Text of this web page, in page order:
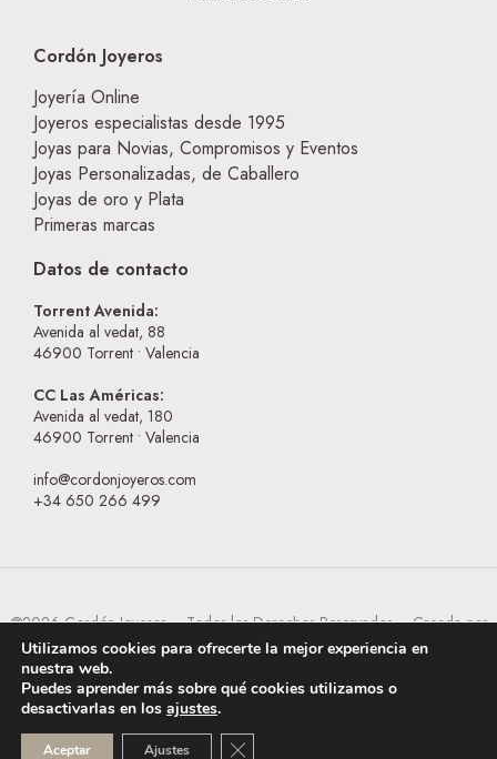
Cordón Joyeros
Joyería Online
Joyeros especialistas desde 1995
Joyas para Novias, Compromisos y Eventos
Joyas Personalizadas, de Caballero
Joyas de oro y Plata
Primeras marcas
Datos de contacto
Torrent Avenida:
Avenida al vedat, 88
46900 Torrent • Valencia
CC Las Américas:
Avenida al vedat, 180
46900 Torrent • Valencia
info@cordonjoyeros.com
+34 650 266 499
@2026 Cordón Joyeros – Todos los Derechos Reservados – Creada por
BESEOWEB
Utilizamos cookies para ofrecerte la mejor experiencia en
nuestra web.
Puedes aprender más sobre qué cookies utilizamos o
desactivarlas en los ajustes.
Aceptar Ajustes CERRAR EL BANNER DE